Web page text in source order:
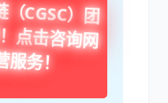
CGSC）团
点击咨询网
服务！